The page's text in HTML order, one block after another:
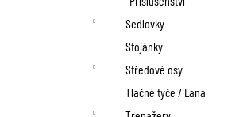
Sedlovky
Stojánky
Středové osy
Tlačné tyče / Lana